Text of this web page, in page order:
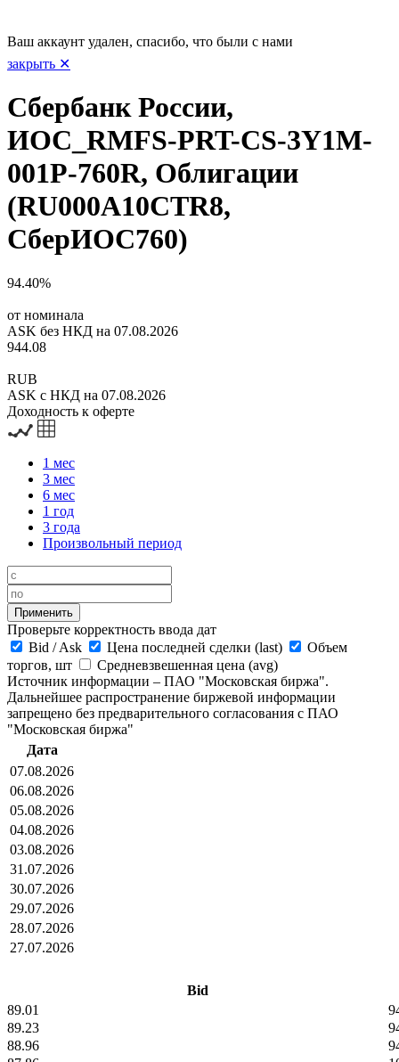
Ваш аккаунт удален, спасибо, что были с нами
закрыть ✕
Сбербанк России,
ИОС_RMFS-PRT-CS-3Y1M-
001Р-760R, Облигации
(RU000A10CTR8,
СберИОС760)
94.40%
от номинала
ASK без НКД на 07.08.2026
944.08
RUB
ASK с НКД на 07.08.2026
Доходность к оферте
1 мес
3 мес
6 мес
1 год
3 года
Произвольный период
Проверьте корректность ввода дат
Bid /Ask Цена последней сделки (last)
Объем
торгов, шт
Средневзвешенная цена (avg)
Источник информации – ПАО "Московская биржа".
Дальнейшее распространение биржевой информации
запрещено без предварительного согласования с ПАО
"Московская биржа"
Дата
07.08.2026
06.08.2026
05.08.2026
04.08.2026
03.08.2026
31.07.2026
30.07.2026
29.07.2026
28.07.2026
27.07.2026
Bid
89.01
89.23
88.96